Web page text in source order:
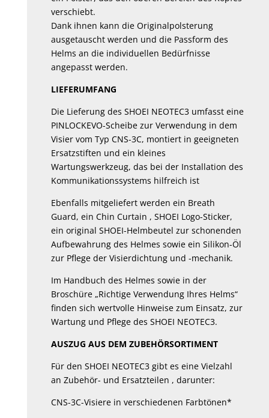
verschiebt.
Dank ihnen kann die Originalpolsterung
ausgetauscht werden und die Passform des
Helms an die individuellen Bedürfnisse
angepasst werden.
LIEFERUMFANG
Die Lieferung des SHOEI NEOTEC3 umfasst eine
PINLOCKEVO-Scheibe zur Verwendung in dem
Visier vom Typ CNS-3C, montiert in geeigneten
Ersatzstiften und ein kleines
Wartungswerkzeug, das bei der Installation des
Kommunikationssystems hilfreich ist
Ebenfalls mitgeliefert werden ein Breath
Guard, ein Chin Curtain , SHOEI Logo-Sticker,
ein original SHOEI-Helmbeutel zur schonenden
Aufbewahrung des Helmes sowie ein Silikon-Öl
zur Pflege der Visierdichtung und -mechanik.
Im Handbuch des Helmes sowie in der
Broschüre „Richtige Verwendung Ihres Helms“
finden sich wertvolle Hinweise zum Einsatz, zur
Wartung und Pflege des SHOEI NEOTEC3.
AUSZUG AUS DEM ZUBEHÖRSORTIMENT
Für den SHOEI NEOTEC3 gibt es eine Vielzahl
an Zubehör- und Ersatzteilen , darunter:
CNS-3C-Visiere in verschiedenen Farbtönen*